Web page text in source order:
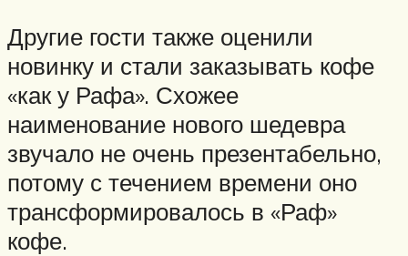
Другие гости также оценили
новинку и стали заказывать кофе
«как у Рафа». Схожее
наименование нового шедевра
звучало не очень презентабельно,
потому с течением времени оно
трансформировалось в «Раф»
кофе.